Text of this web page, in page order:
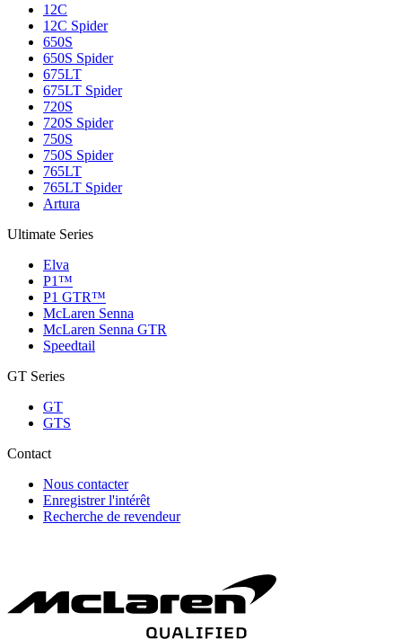
12C
12C Spider
650S
650S Spider
675LT
675LT Spider
720S
720S Spider
750S
750S Spider
765LT
765LT Spider
Artura
Ultimate Series
Elva
P1™
P1 GTR™
McLaren Senna
McLaren Senna GTR
Speedtail
GT Series
GT
GTS
Contact
Nous contacter
Enregistrer l'intérêt
Recherche de revendeur